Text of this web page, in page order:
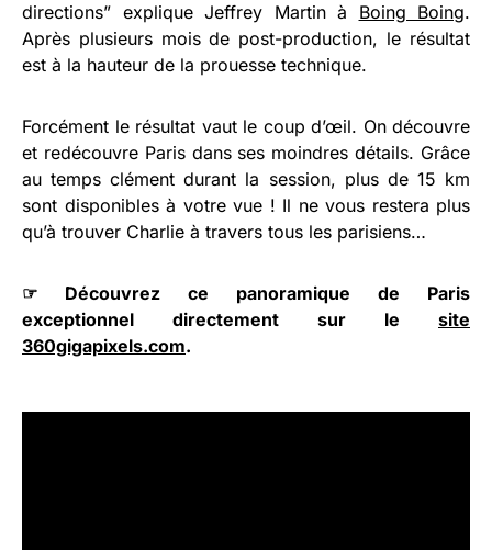
directions” explique Jeffrey Martin à Boing Boing.
Après plusieurs mois de post-production, le résultat
est à la hauteur de la prouesse technique.
Forcément le résultat vaut le coup d’œil. On découvre
et redécouvre Paris dans ses moindres détails. Grâce
au temps clément durant la session, plus de 15 km
sont disponibles à votre vue ! Il ne vous restera plus
qu’à trouver Charlie à travers tous les parisiens…
☞ Découvrez ce panoramique de Paris
exceptionnel directement sur le site
360gigapixels.com.